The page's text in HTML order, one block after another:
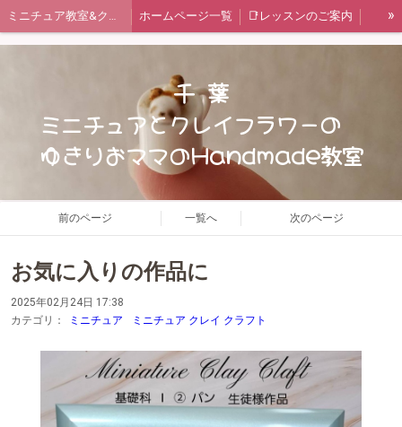
ミニチュア教室&クレイフラワー教室 ホームページ一覧 📑レッスンのご案内
ご予約状況カレンダー
Miniature Clay Claft 講座
タイアップ企画
クレイフラワー上級編 作品集 😊体験画像コーナー
📋️ゆきりお通信 生徒様のお声Part1
基礎科 Ⅰ ④キッチン 基礎科 Ⅱ ⑤お皿 基礎科 Ⅱ ⑥おもちゃ
基礎科 Ⅱ ⑦お花 卒業作品 ⑧パッチワーク 体験レッスン
»
千 葉
ミニチュアとクレイフラワーの
ゆきりおママのHandmade教室
前のページ 一覧へ 次のページ
お気に入りの作品に
2025年02月24日 17:38
カテゴリ：
ミニチュア ミニチュア クレイ クラフト